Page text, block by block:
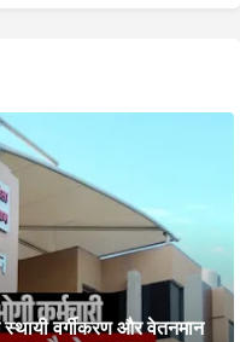
वर्गीकरण और वेतनमान